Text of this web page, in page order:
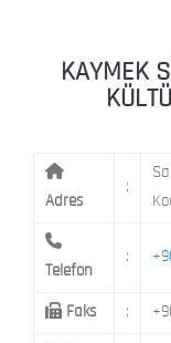
KAYMEK
KAYMEK
Adres
:
Telefon
:
Faks :